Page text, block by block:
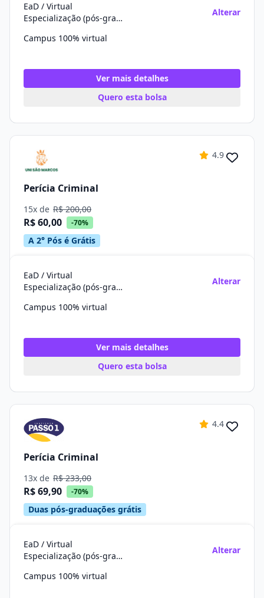
EaD / Virtual
Especialização (pós-graduação)
Alterar
Campus 100% virtual
Ver mais detalhes
Quero esta bolsa
4.9
Perícia Criminal
15x de R$ 200,00
R$ 60,00 -70%
A 2° Pós é Grátis
EaD / Virtual
Especialização (pós-graduação)
Alterar
Campus 100% virtual
Ver mais detalhes
Quero esta bolsa
4.4
Perícia Criminal
13x de R$ 233,00
R$ 69,90 -70%
Duas pós-graduações grátis
EaD / Virtual
Especialização (pós-graduação)
Alterar
Campus 100% virtual